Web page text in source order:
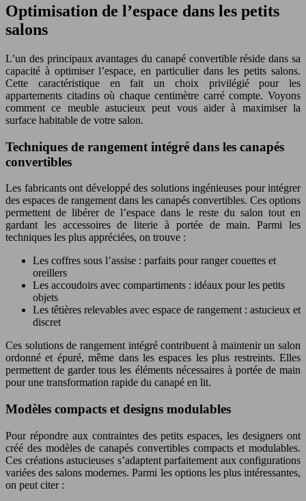
Optimisation de l’espace dans les petits
salons
L’un des principaux avantages du canapé convertible réside dans sa
capacité à optimiser l’espace, en particulier dans les petits salons.
Cette caractéristique en fait un choix privilégié pour les
appartements citadins où chaque centimètre carré compte. Voyons
comment ce meuble astucieux peut vous aider à maximiser la
surface habitable de votre salon.
Techniques de rangement intégré dans les canapés
convertibles
Les fabricants ont développé des solutions ingénieuses pour intégrer
des espaces de rangement dans les canapés convertibles. Ces options
permettent de libérer de l’espace dans le reste du salon tout en
gardant les accessoires de literie à portée de main. Parmi les
techniques les plus appréciées, on trouve :
Les coffres sous l’assise : parfaits pour ranger couettes et
oreillers
Les accoudoirs avec compartiments : idéaux pour les petits
objets
Les têtières relevables avec espace de rangement : astucieux et
discret
Ces solutions de rangement intégré contribuent à maintenir un salon
ordonné et épuré, même dans les espaces les plus restreints. Elles
permettent de garder tous les éléments nécessaires à portée de main
pour une transformation rapide du canapé en lit.
Modèles compacts et designs modulables
Pour répondre aux contraintes des petits espaces, les designers ont
créé des modèles de canapés convertibles compacts et modulables.
Ces créations astucieuses s’adaptent parfaitement aux configurations
variées des salons modernes. Parmi les options les plus intéressantes,
on peut citer :